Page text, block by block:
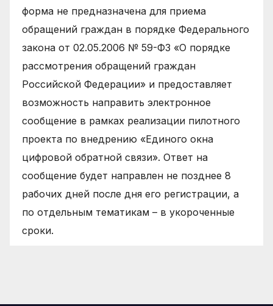
форма не предназначена для приема
обращений граждан в порядке Федерального
закона от 02.05.2006 № 59-ФЗ «О порядке
рассмотрения обращений граждан
Российской Федерации» и предоставляет
возможность направить электронное
сообщение в рамках реализации пилотного
проекта по внедрению «Единого окна
цифровой обратной связи». Ответ на
сообщение будет направлен не позднее 8
рабочих дней после дня его регистрации, а
по отдельным тематикам – в укороченные
сроки.